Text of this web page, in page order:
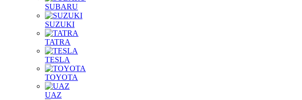
SUBARU
SUZUKI
TATRA
TESLA
TOYOTA
UAZ